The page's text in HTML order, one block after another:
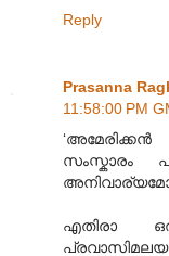
Reply
Prasanna
11:58:00 PM
സംസ്കാരം
അനിവാര്യമോ
എതിരാ